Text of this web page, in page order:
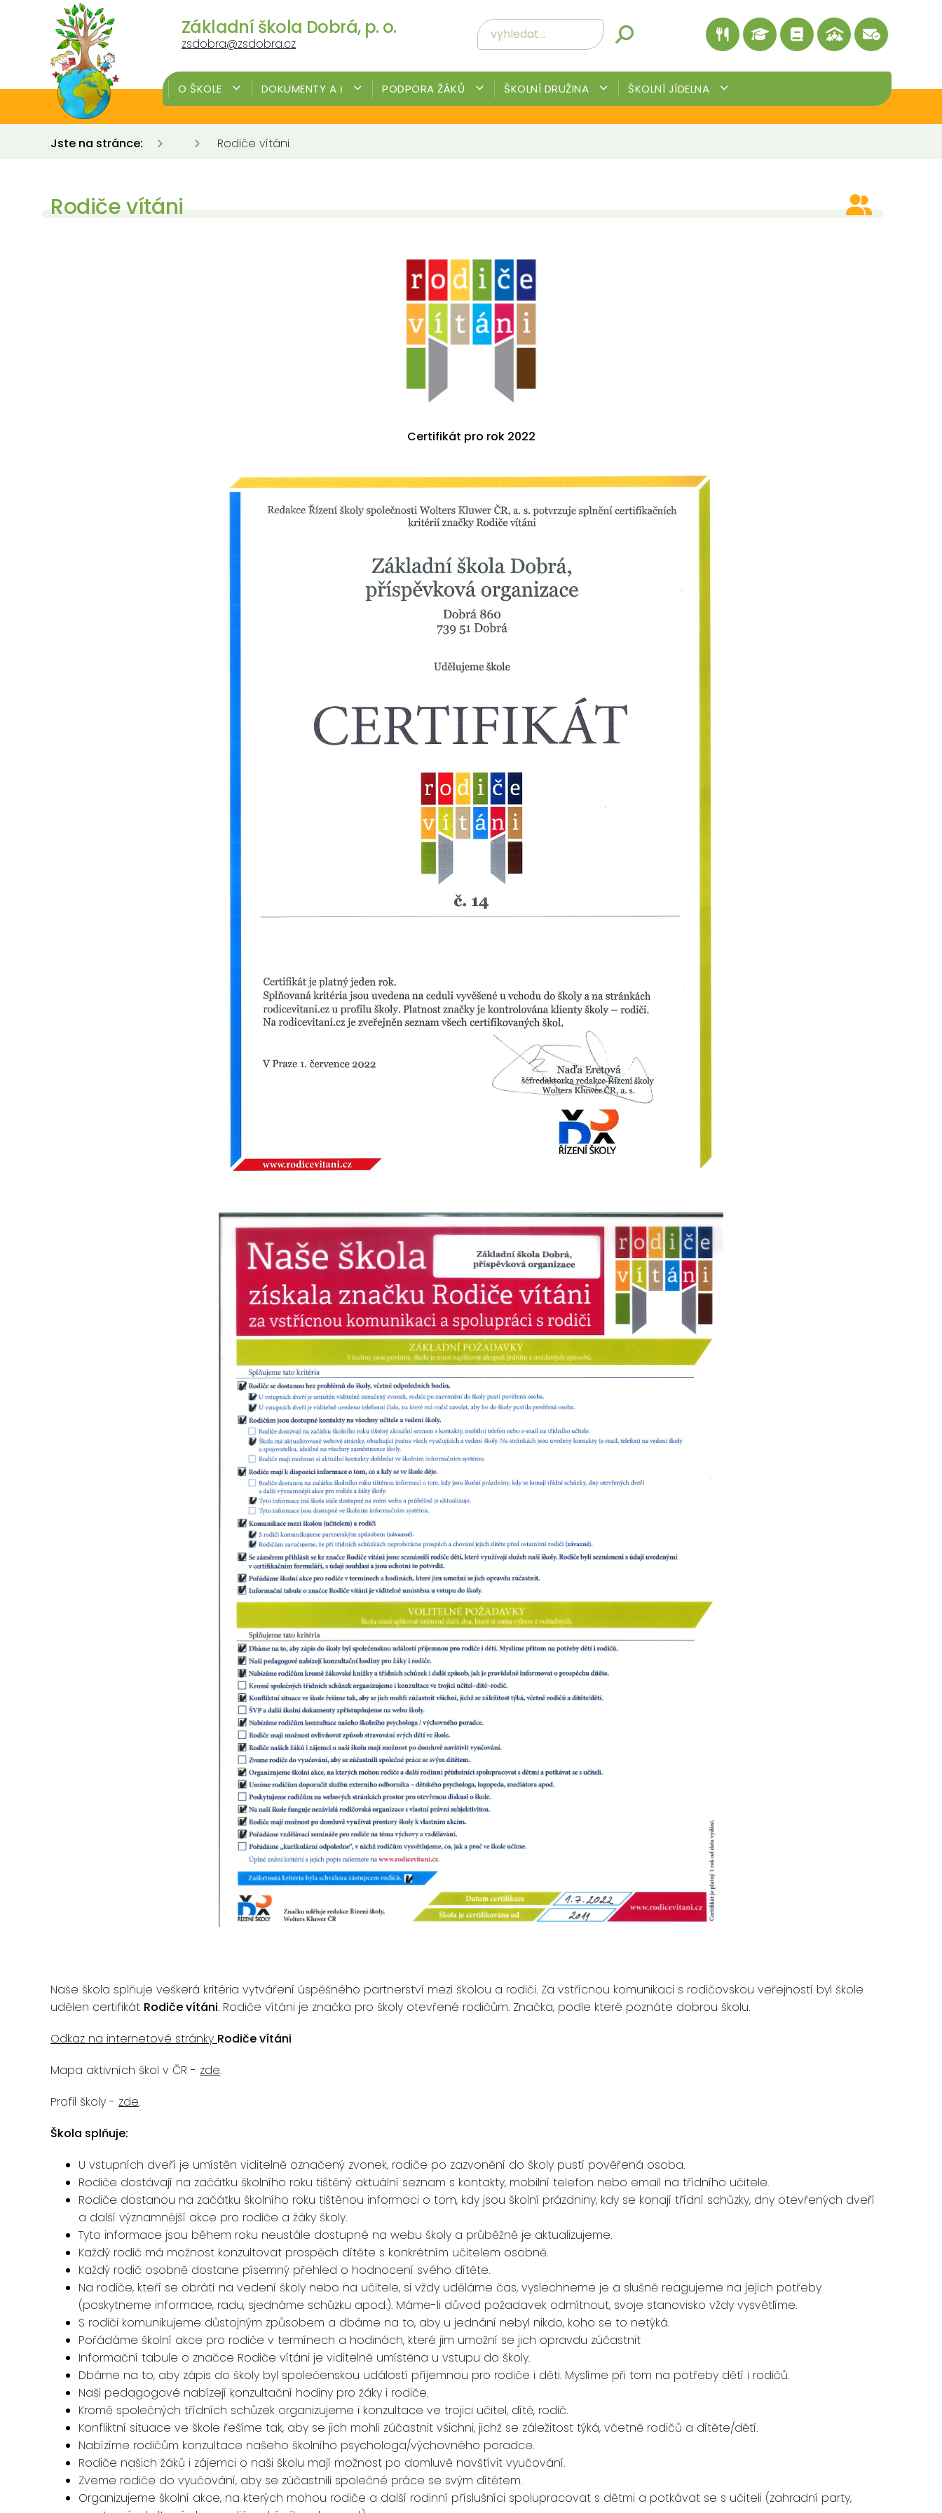
Základní škola Dobrá, p. o.
zsdobra@zsdobra.cz
O ŠKOLE DOKUMENTY A ℹ️ PODPORA ŽÁKŮ ŠKOLNÍ DRUŽINA ŠKOLNÍ JÍDELNA
Jste na stránce: Rodiče vítáni
Rodiče vítáni
Certifikát pro rok 2022
Naše škola splňuje veškerá kritéria vytváření úspěšného partnerství mezi školou a rodiči. Za vstřícnou komunikaci s rodičovskou veřejností byl škole
udělen certifikát Rodiče vítáni. Rodiče vítáni je značka pro školy otevřené rodičům. Značka, podle které poznáte dobrou školu.
Odkaz na internetové stránky Rodiče vítáni
Mapa aktivních škol v ČR - zde.
Profil školy - zde.
Škola splňuje:
U vstupních dveří je umístěn viditelně označený zvonek, rodiče po zazvonění do školy pustí pověřená osoba.
Rodiče dostávají na začátku školního roku tištěný aktuální seznam s kontakty, mobilní telefon nebo email na třídního učitele.
Rodiče dostanou na začátku školního roku tištěnou informaci o tom, kdy jsou školní prázdniny, kdy se konají třídní schůzky, dny otevřených dveří
a další významnější akce pro rodiče a žáky školy.
Tyto informace jsou během roku neustále dostupné na webu školy a průběžně je aktualizujeme.
Každý rodič má možnost konzultovat prospěch dítěte s konkrétním učitelem osobně.
Každý rodič osobně dostane písemný přehled o hodnocení svého dítěte.
Na rodiče, kteří se obrátí na vedení školy nebo na učitele, si vždy uděláme čas, vyslechneme je a slušně reagujeme na jejich potřeby
(poskytneme informace, radu, sjednáme schůzku apod.). Máme-li důvod požadavek odmítnout, svoje stanovisko vždy vysvětlíme.
S rodiči komunikujeme důstojným způsobem a dbáme na to, aby u jednání nebyl nikdo, koho se to netýká.
Pořádáme školní akce pro rodiče v termínech a hodinách, které jim umožní se jich opravdu zúčastnit
Informační tabule o značce Rodiče vítáni je viditelně umístěna u vstupu do školy.
Dbáme na to, aby zápis do školy byl společenskou událostí příjemnou pro rodiče i děti. Myslíme při tom na potřeby dětí i rodičů.
Naši pedagogové nabízejí konzultační hodiny pro žáky i rodiče.
Kromě společných třídních schůzek organizujeme i konzultace ve trojici učitel, dítě, rodič.
Konfliktní situace ve škole řešíme tak, aby se jich mohli zúčastnit všichni, jichž se záležitost týká, včetně rodičů a dítěte/dětí.
Nabízíme rodičům konzultace našeho školního psychologa/výchovného poradce.
Rodiče našich žáků i zájemci o naši školu mají možnost po domluvě navštívit vyučování.
Zveme rodiče do vyučování, aby se zúčastnili společné práce se svým dítětem.
Organizujeme školní akce, na kterých mohou rodiče a další rodinní příslušníci spolupracovat s dětmi a potkávat se s učiteli (zahradní party,